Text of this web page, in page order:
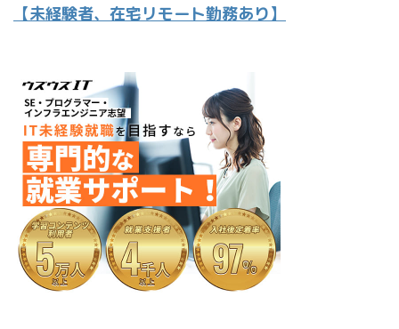
【未経験者、在宅リモート勤務あり】